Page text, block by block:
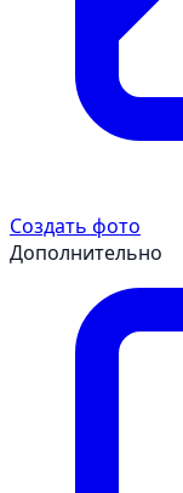
Создать фото
Дополнительно